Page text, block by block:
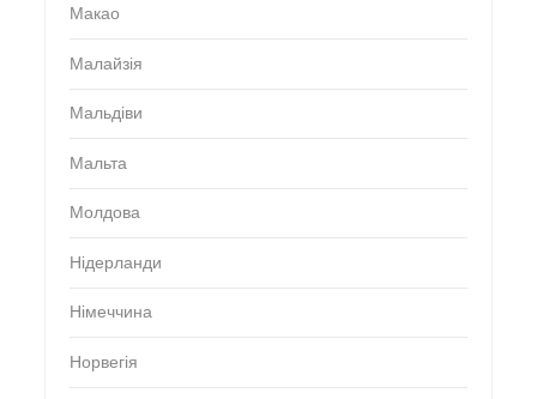
Макао
Малайзія
Мальдіви
Мальта
Молдова
Нідерланди
Німеччина
Норвегія